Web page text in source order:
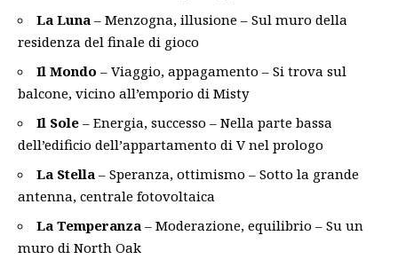
La Luna – Menzogna, illusione – Sul muro della
residenza del finale di gioco
Il Mondo – Viaggio, appagamento – Si trova sul
balcone, vicino all’emporio di Misty
Il Sole – Energia, successo – Nella parte bassa
dell’edificio dell’appartamento di V nel prologo
La Stella – Speranza, ottimismo – Sotto la grande
antenna, centrale fotovoltaica
La Temperanza – Moderazione, equilibrio – Su un
muro di North Oak